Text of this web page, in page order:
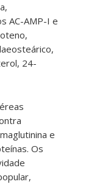
AC-AMP-I e
24-
e
Os